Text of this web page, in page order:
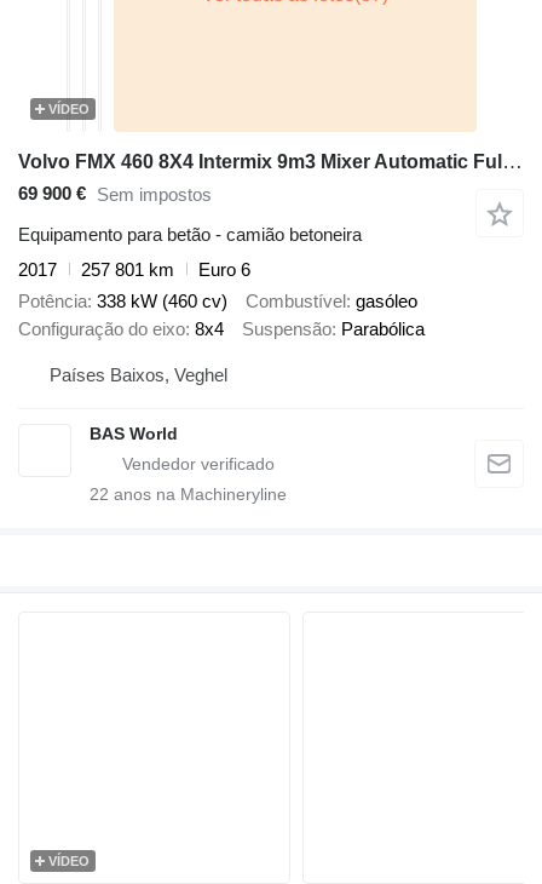
VÍDEO
Volvo FMX 460 8X4 Intermix 9m3 Mixer Automatic Full Steel Euro 6
69 900 € Sem impostos
Equipamento para betão - camião betoneira
2017
257 801 km
Euro 6
Potência 338 kW (460 cv) Combustível gasóleo
Configuração do eixo 8x4 Suspensão Parabólica
Países Baixos, Veghel
BAS World
22 anos na Machineryline
VÍDEO